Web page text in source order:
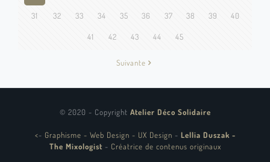
31 32 33 34 35 36 37 38 39 40
41 42 43 44 45
Suivante
© 2020 - Copyright Atelier Déco Solidaire
<- Graphisme - Web Design - UX Design - Lellia Duszak -
The Mixologist - Créatrice de contenus originaux